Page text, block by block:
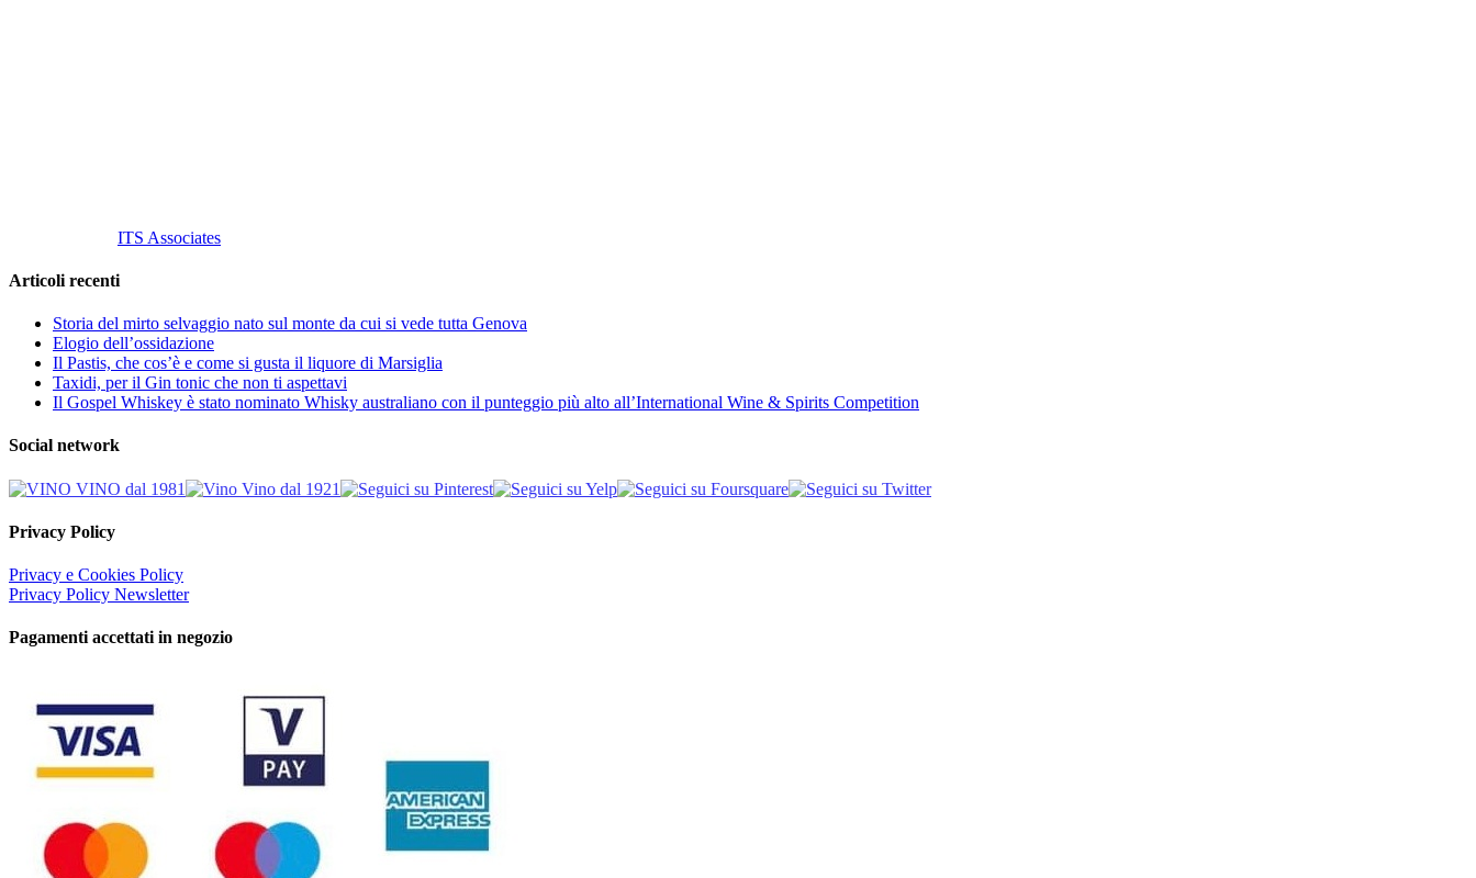
ITS Associates
Articoli recenti
Storia del mirto selvaggio nato sul monte da cui si vede tutta Genova
Elogio dell’ossidazione
Il Pastis, che cos’è e come si gusta il liquore di Marsiglia
Taxidi, per il Gin tonic che non ti aspettavi
Il Gospel Whiskey è stato nominato Whisky australiano con il punteggio più alto all’International Wine & Spirits Competition
Social network
Privacy Policy
Privacy e Cookies Policy
Privacy Policy Newsletter
Pagamenti accettati in negozio